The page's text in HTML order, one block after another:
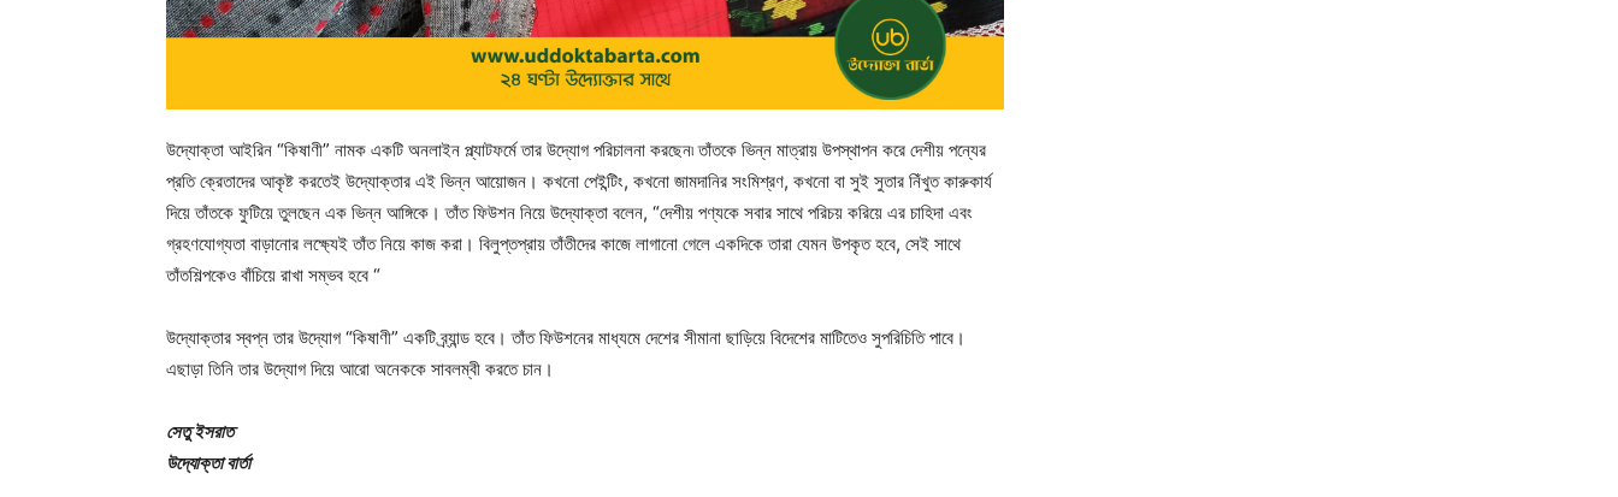
উদ্যোক্তা আইরিন “কিষাণী” নামক একটি অনলাইন প্ল্যাটফর্মে তার উদ্যোগ পরিচালনা করছেন৷ তাঁতকে ভিন্ন মাত্রায় উপস্থাপন করে দেশীয় পন্যের
প্রতি ক্রেতাদের আকৃষ্ট করতেই উদ্যোক্তার এই ভিন্ন আয়োজন। কখনো পেইন্টিং, কখনো জামদানির সংমিশ্রণ, কখনো বা সুই সুতার নিঁখুত কারুকার্য
দিয়ে তাঁতকে ফুটিয়ে তুলছেন এক ভিন্ন আঙ্গিকে। তাঁত ফিউশন নিয়ে উদ্যোক্তা বলেন, “দেশীয় পণ্যকে সবার সাথে পরিচয় করিয়ে এর চাহিদা এবং
গ্রহণযোগ্যতা বাড়ানোর লক্ষ্যেই তাঁত নিয়ে কাজ করা। বিলুপ্তপ্রায় তাঁতীদের কাজে লাগানো গেলে একদিকে তারা যেমন উপকৃত হবে, সেই সাথে
তাঁতশিল্পকেও বাঁচিয়ে রাখা সম্ভব হবে “
উদ্যোক্তার স্বপ্ন তার উদ্যোগ “কিষাণী” একটি ব্র্যান্ড হবে। তাঁত ফিউশনের মাধ্যমে দেশের সীমানা ছাড়িয়ে বিদেশের মাটিতেও সুপরিচিতি পাবে।
এছাড়া তিনি তার উদ্যোগ দিয়ে আরো অনেককে সাবলম্বী করতে চান।
সেতু ইসরাত
উদ্যোক্তা বার্তা